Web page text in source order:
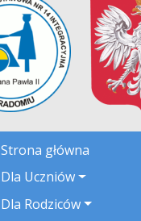
Strona główna
Dla Uczniów
Dla Rodziców